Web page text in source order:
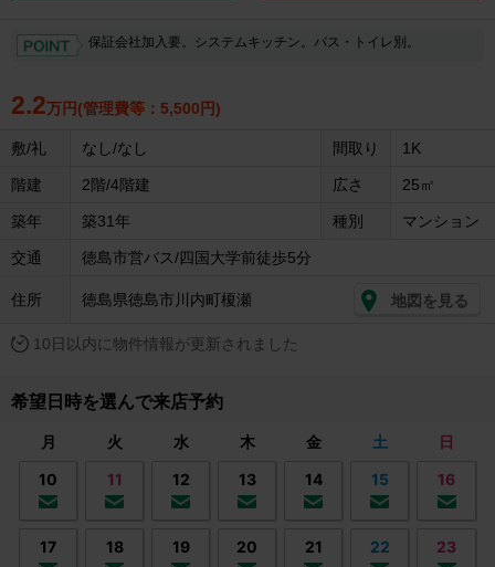
保証会社加入要。システムキッチン。バス・トイレ別。
2.2万円(管理費等：5,500円)
敷/礼 なし/なし 間取り 1K
階建 2階/4階建 広さ 25㎡
築年 築31年 種別 マンション
交通 徳島市営バス/四国大学前徒歩5分
住所 徳島県徳島市川内町榎瀬 地図を見る
10日以内に物件情報が更新されました
希望日時を選んで来店予約
月 火 水 木 金 土
日
10
11 12 13 14 15 16
17 18 19 20 21 22 23